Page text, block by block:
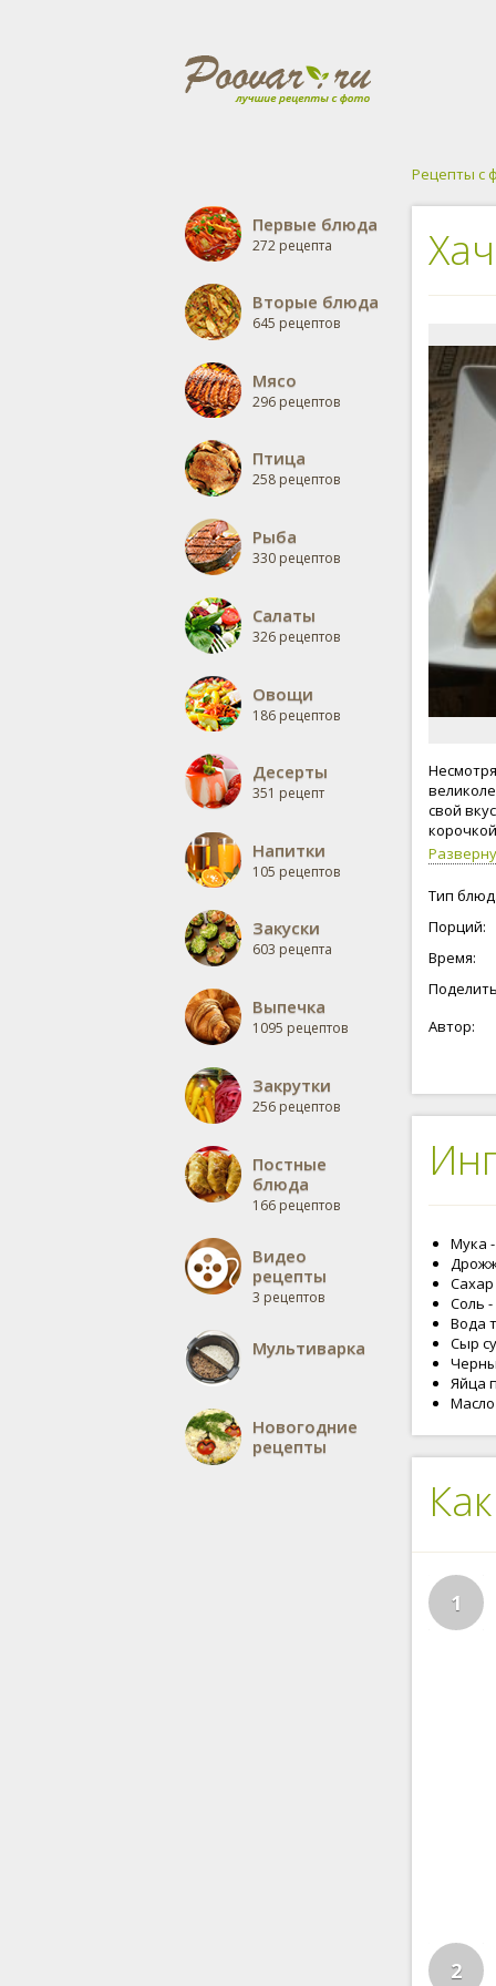
Первые блюда
272 рецепта
Вторые блюда
645 рецептов
Мясо
296 рецептов
Птица
258 рецептов
Рыба
330 рецептов
Салаты
326 рецептов
Овощи
186 рецептов
Десерты
351 рецепт
Напитки
105 рецептов
Закуски
603 рецепта
Выпечка
1095 рецептов
Закрутки
256 рецептов
Постные
блюда
166 рецептов
Видео
рецепты
3 рецептов
Мультиварка
Новогодние
рецепты
Рецепты с
свой
Тип
Порций:
Время:
Автор:
Мука
Соль
Вода
Сыр
Яйца
Масло
1
2